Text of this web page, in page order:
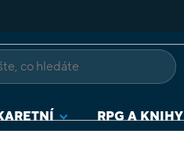
RPG A KNIHY